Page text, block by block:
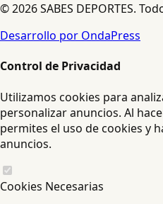
© 2026 SABES DEPORTES.
Desarrollo por OndaPress
Control de Privacidad
Utilizamos cookies para
personalizar anuncios. Al
permites el uso de cookies y
anuncios.
Cookies Necesarias